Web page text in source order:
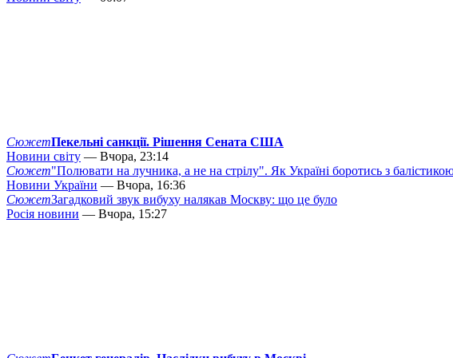
СюжетПекельні санкції. Рішення Сената США
Новини світу — Вчора, 23:14
Сюжет"Полювати на лучника, а не на стрілу". Як Україні боротись з
Новини України — Вчора, 16:36
СюжетЗагадковий звук вибуху налякав Москву: що це було
Росія новини — Вчора, 15:27